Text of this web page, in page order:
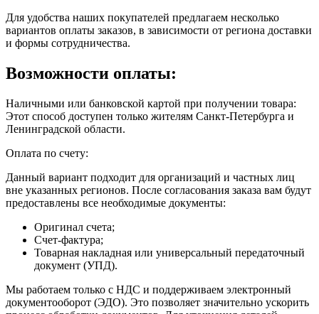
Для удобства наших покупателей предлагаем несколько
вариантов оплаты заказов, в зависимости от региона доставки
и формы сотрудничества.
Возможности оплаты:
Наличными или банковской картой при получении товара:
Этот способ доступен только жителям Санкт-Петербурга и
Ленинградской области.
Оплата по счету:
Данный вариант подходит для организаций и частных лиц
вне указанных регионов. После согласования заказа вам будут
предоставлены все необходимые документы:
Оригинал счета;
Счет-фактура;
Товарная накладная или универсальный передаточный
документ (УПД).
Мы работаем только с НДС и поддерживаем электронный
документооборот (ЭДО). Это позволяет значительно ускорить